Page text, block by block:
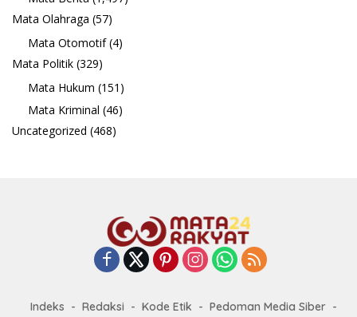
Mata Olahraga (57)
Mata Otomotif(4)
Mata Politik (329)
Mata Hukum (151)
Mata Kriminal (46)
Uncategorized (468)
Indeks Redaksi Kode Etik
Pedoman Media Siber